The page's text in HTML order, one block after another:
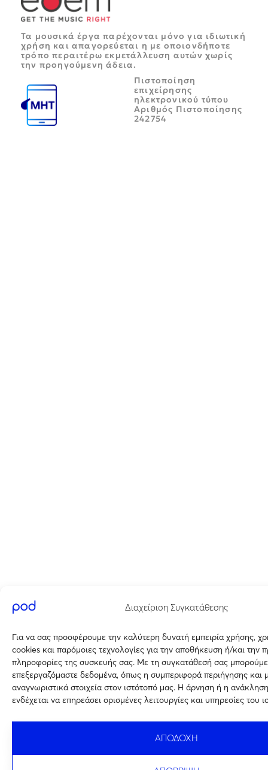
Διαχείριση Συγκατάθεσης
Για να σας προσφέρουμε την καλύτερη δυνατή εμπειρία χρήσης,
cookies και παρόμοιες τεχνολογίες για την αποθήκευση ή/και την
πληροφορίες της συσκευής σας. Με τη συγκατάθεσή σας
επεξεργαζόμαστε δεδομένα, όπως η συμπεριφορά περιήγησης και
αναγνωριστικά στοιχεία στον ιστότοπό μας. Η άρνηση ή η
ενδέχεται να επηρεάσει ορισμένες λειτουργίες και υπηρεσίες του
ΑΠΟΔΟΧΗ
Τα μουσικά έργα παρέχονται μόνο για ιδιωτική
χρήση και απαγορεύεται η με οποιονδήποτε
τρόπο περαιτέρω εκμετάλλευση αυτών χωρίς
την προηγούμενη άδεια.
Πιστοποίηση
επιχείρησης
ηλεκτρονικού τύπου
Αριθμός Πιστοποίησης
242754